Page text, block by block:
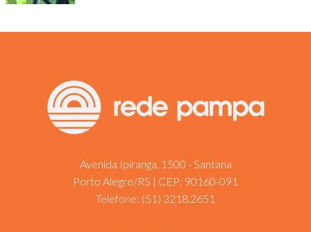
Avenida Ipiranga, 1500 - Santana
Porto Alegre/RS | CEP: 90160-091
Telefone: (51) 3218.2651